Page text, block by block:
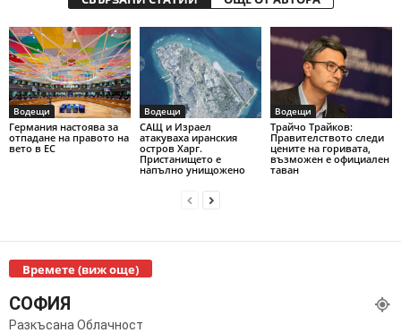
Водещи
Германия настоява за
отпадане на правото на
вето в ЕС
Водещи
САЩ и Израел
атакуваха иранския
остров Харг.
Пристанището е
напълно унищожено
Водещи
Трайчо Трайков:
Правителството следи
цените на горивата,
възможен е официален
таван
Времете (виж още)
СОФИЯ
Разкъсана Облачност